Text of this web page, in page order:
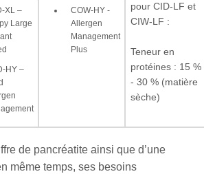
pour CID-LF et
CIW-LF :
Teneur en
protéines : 15 %
- 30 % (matière
sèche)
XL –
Large
HY –
COW-HY -
Allergen
Management
Plus
de pancréatite ainsi que d’une
même temps, ses besoins